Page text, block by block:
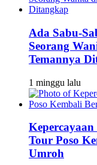
Ada Sabu-
Seorang
Temannya
1 minggu lalu
Tour Poso
Umroh